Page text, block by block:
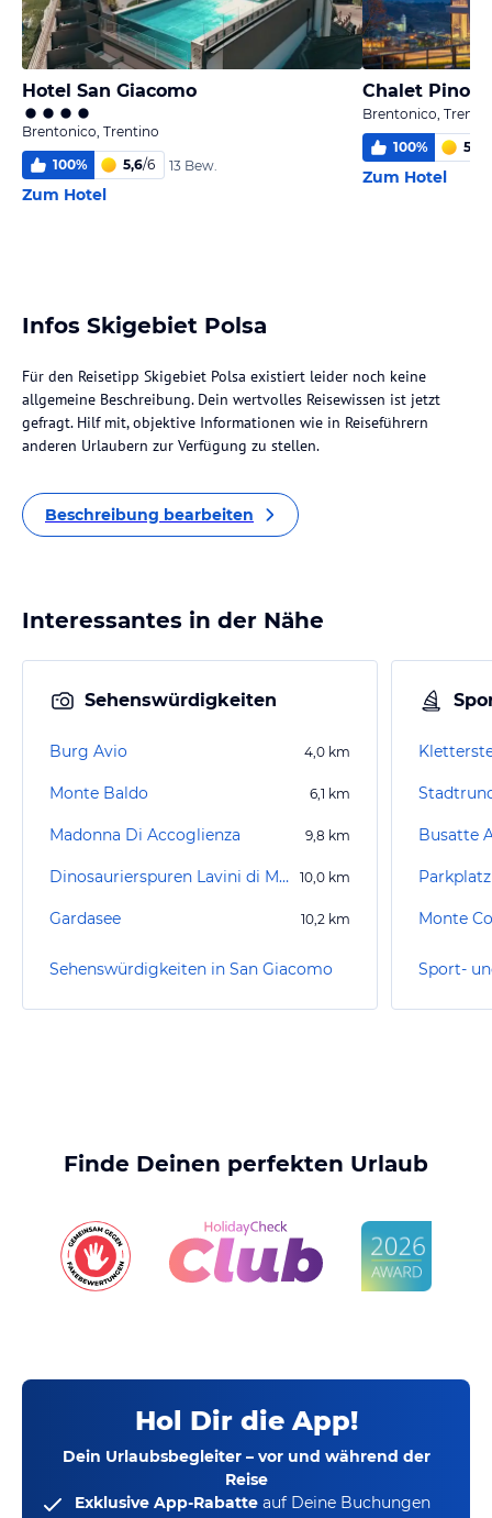
Hotel San Giacomo
Brentonico, Trentino
100% 5,6/6 13 Bew.
Zum Hotel
Chalet
Brentonico,
100% 5,9
Zum Hotel
Infos Skigebiet Polsa
Für den Reisetipp Skigebiet Polsa existiert leider noch keine
allgemeine Beschreibung. Dein wertvolles Reisewissen ist jetzt
gefragt. Hilf mit, objektive Informationen wie in Reiseführern
anderen Urlaubern zur Verfügung zu stellen.
Beschreibung bearbeiten
Interessantes in der Nähe
Sehenswürdigkeiten
Burg Avio 4,0 km
Monte Baldo 6,1 km
Madonna Di Accoglienza 9,8 km
Dinosaurierspuren Lavini di Marco 10,0 km
Gardasee 10,2 km
Sehenswürdigkeiten in San Giacomo
Busatte
Monte
Finde Deinen perfekten Urlaub
Hol Dir die App!
Dein Urlaubsbegleiter – vor und während der
Reise
Exklusive App-Rabatte auf Deine Buchungen